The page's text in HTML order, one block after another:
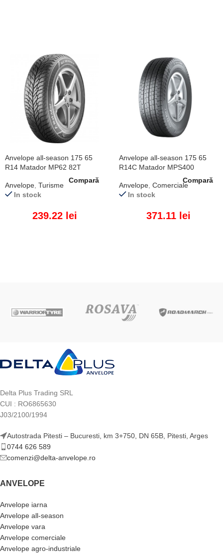
Anvelope all-season 175 65
R14 Matador MP62 82T
Anvelope Turisme
In stock
239.22 lei
Compară
Anvelope all-season 175 65
R14C Matador MPS400
Anvelope Comerciale
In stock
371.11 lei
Compară
Delta Plus Trading SRL
CUI : RO6865630
J03/2100/1994
Autostrada Pitesti – Bucuresti, km 3+750, DN 65B, Pitesti, Arges
0744 626 589
comenzi@delta-anvelope.ro
ANVELOPE
Anvelope iarna
Anvelope all-season
Anvelope vara
Anvelope comerciale
Anvelope agro-industriale